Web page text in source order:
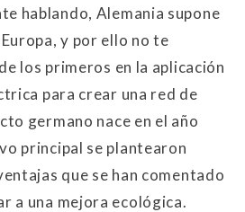
hablando, Alemania supone
y por ello no te
los primeros en la aplicación
para crear una red de
germano nace en el año
principal se plantearon
que se han comentado
a una mejora ecológica.